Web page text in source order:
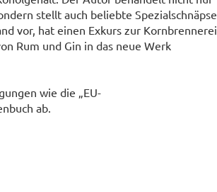
stellt auch beliebte Spezialschnäpse
vor, hat einen Exkurs zur Kornbrennerei
Rum und Gin in das neue Werk
wie die „EU-
ab.